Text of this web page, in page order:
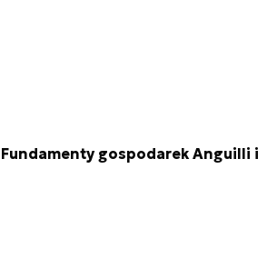
Fundamenty gospodarek Anguilli i